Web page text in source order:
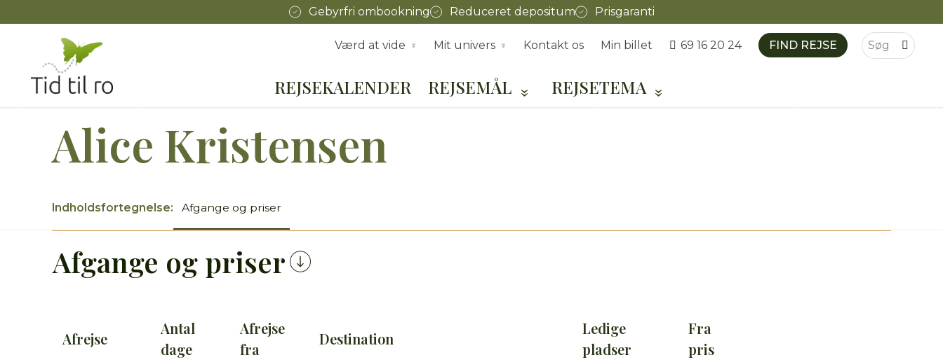
Gebyrfri ombookning Reduceret depositum Prisgaranti
Værd at vide Mit univers Kontakt os Min billet 69 16 20 24 FIND REJSE
REJSEKALENDER REJSEMÅL REJSETEMA
Alice Kristensen
Indholdsfortegnelse Afgange og priser
Afgange og priser
Afrejse
Antal
dage
Afrejse
fra
Destination
Ledige
pladser
Fra
pris